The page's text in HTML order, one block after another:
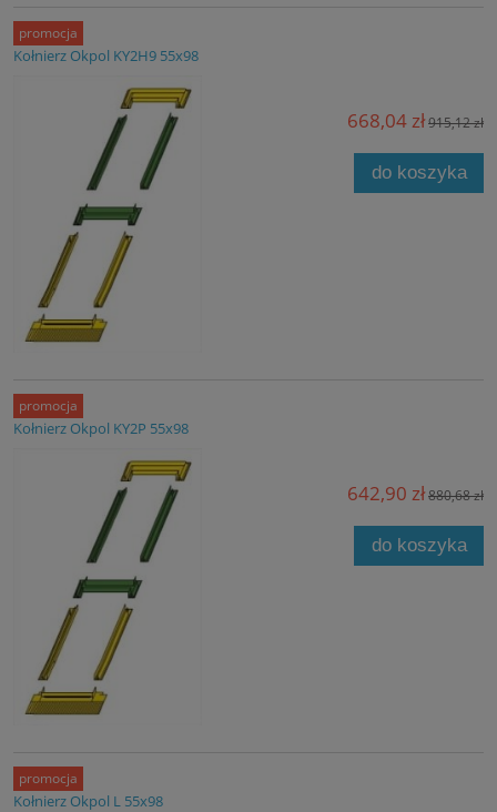
Kołnierz Okpol KY2H9 55x98
668,04 zł915,12 zł
do koszyka
promocja
Kołnierz Okpol KY2P 55x98
642,90 zł880,68 zł
do koszyka
promocja
Kołnierz Okpol L 55x98
promocja